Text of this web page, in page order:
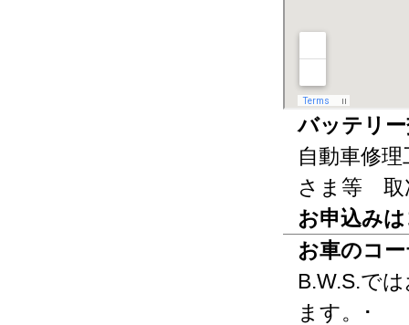
バッテリ
自動車修
さま等 取
お申込み
お車のコ
B.W.S.で
ます。･